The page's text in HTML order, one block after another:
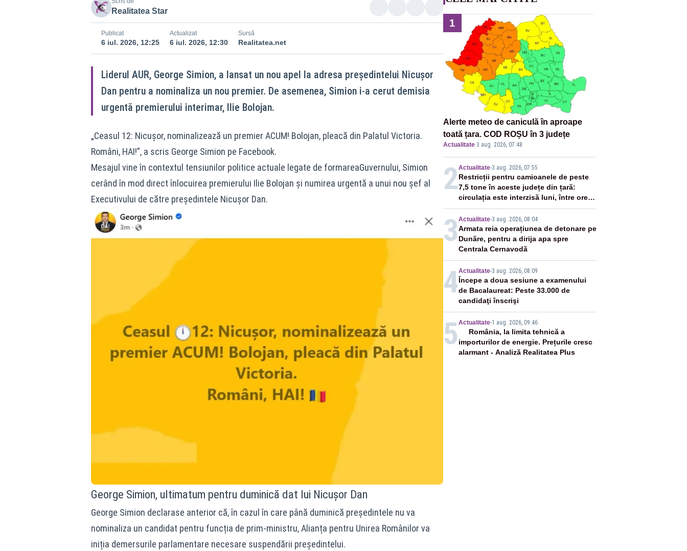
Realitatea Star
Publicat
6 iul. 2026, 12:25
Actualizat
6 iul. 2026, 12:30
Sursă
Realitatea.net
Liderul AUR, George Simion, a lansat un nou apel la adresa președintelui Nicușor
Dan pentru a nominaliza un nou premier. De asemenea, Simion i-a cerut demisia
urgentă premierului interimar, Ilie Bolojan.
„Ceasul 12: Nicușor, nominalizează un premier ACUM! Bolojan, pleacă din Palatul Victoria.
Români, HAI!”, a scris George Simion pe Facebook.
Mesajul vine în contextul tensiunilor politice actuale legate de formareaGuvernului, Simion
cerând în mod direct înlocuirea premierului Ilie Bolojan și numirea urgentă a unui nou șef al
Executivului de către președintele Nicușor Dan.
George Simion, ultimatum pentru duminică dat lui Nicușor Dan
George Simion declarase anterior că, în cazul în care până duminică președintele nu va
nominaliza un candidat pentru funcția de prim-ministru, Alianța pentru Unirea Românilor va
iniția demersurile parlamentare necesare suspendării președintelui.
1
Alerte meteo de caniculă în aproape
toată țara. COD ROȘU în 3 județe
Actualitate·3 aug. 2026, 07:48
2Actualitate-3 aug. 2026, 07:55
Restricții pentru camioanele de peste
7,5 tone în aceste județe din țară:
circulația este interzisă luni, între orele
12:00 și 20:00
3 Actualitate-3 aug. 2026, 08:04
Armata reia operațiunea de detonare pe
Dunăre, pentru a dirija apa spre
Centrala Cernavodă
4Actualitate-3 aug. 2026, 08:09
Începe a doua sesiune a examenului
de Bacalaureat: Peste 33.000 de
candidaţi înscrişi
5 Actualitate-1 aug. 2026, 09:46
România, la limita tehnică a
importurilor de energie. Prețurile cresc
alarmant - Analiză Realitatea Plus